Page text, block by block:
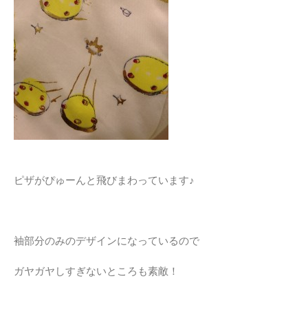
ピザがぴゅーんと飛びまわっています♪
袖部分のみのデザインになっているので
ガヤガヤしすぎないところも素敵！